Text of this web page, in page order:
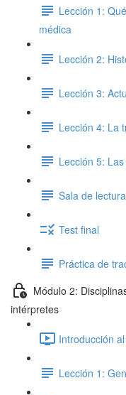
Lección 1:
médica
Lección 2:
Lección 3:
Lección 4: La
Lección 5:
Sala de
Test final
Práctica de
Módulo 2:
intérpretes
Introducción
Lección 1: